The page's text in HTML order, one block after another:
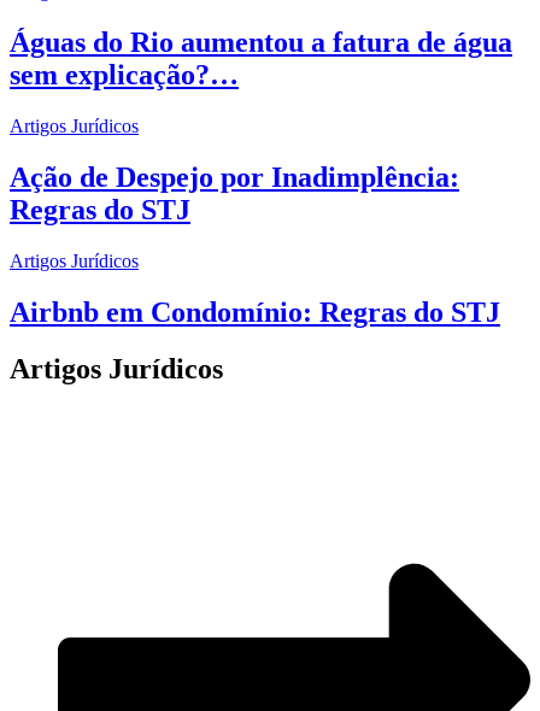
Águas do Rio aumentou a fatura de água
sem explicação?…
Artigos Jurídicos
Ação de Despejo por Inadimplência:
Regras do STJ
Artigos Jurídicos
Airbnb em Condomínio: Regras do STJ
Artigos Jurídicos